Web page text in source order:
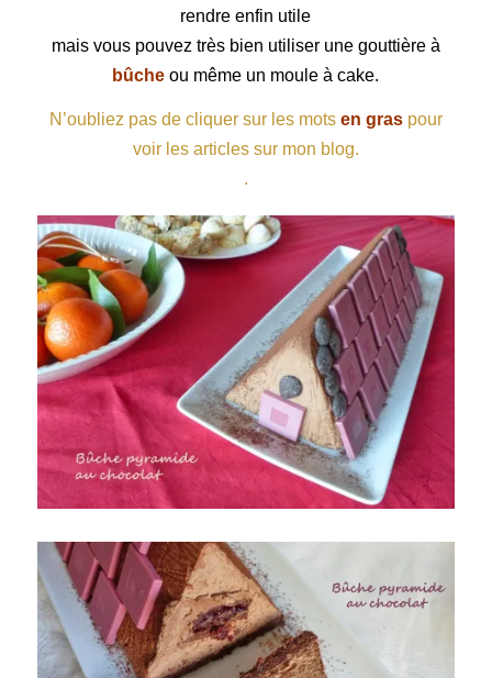
rendre enfin utile
mais vous pouvez très bien utiliser une gouttière à
bûche ou même un moule à cake.
N’oubliez pas de cliquer sur les mots en graspour
voir les articles sur mon blog.
.